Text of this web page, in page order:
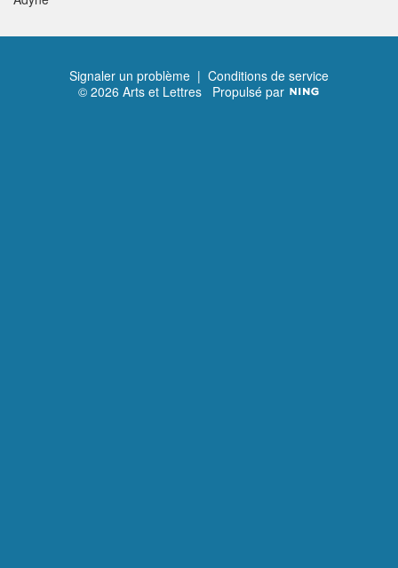
Signaler un problème | Conditions de service
© 2026 Arts et Lettres Propulsé par